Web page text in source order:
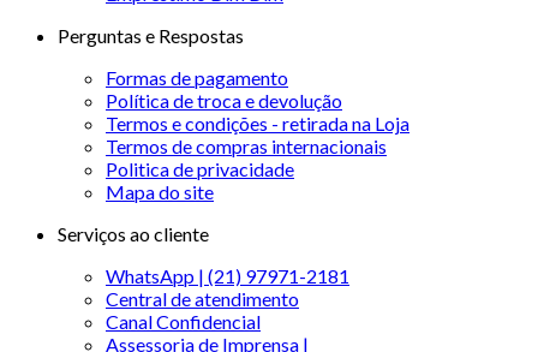
Perguntas e Respostas
Formas de pagamento
Política de troca e devolução
Termos e condições - retirada na Loja
Termos de compras internacionais
Politica de privacidade
Mapa do site
Serviços ao cliente
WhatsApp | (21) 97971-2181
Central de atendimento
Canal Confidencial
Assessoria de Imprensa |